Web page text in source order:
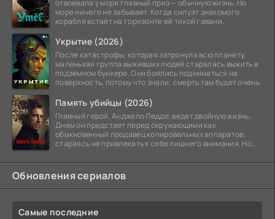
отвоевала у моря главный приз — обычную жизнь. Но
море ничего не забывает. Когда силуэт знакомого
корабля встаёт на горизонте её тихой гавани,
Укрытие (2026)
После катастрофы, которая затронула всю планету,
маленькая группа выживших людей старалась выжить в
подземном бункере. Они боялись подниматься на
поверхность, потому что знали: смерть там будет очень
Память убийцы (2026)
Главный герой, Анджело Ледде, ведет двойную жизнь.
Днем он предстает перед окружающими как
обыкновенный продавец копировальных аппаратов,
стараясь не привлекать к себе лишнего внимания. Но
Обновления сериалов
Самые последние